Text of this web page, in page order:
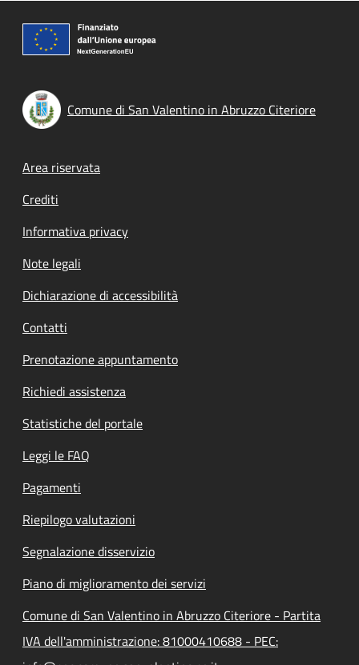
Comune di San Valentino in Abruzzo Citeriore
Footer menu
Area riservata
Crediti
Informativa privacy
Note legali
Dichiarazione di accessibilità
Contatti
Prenotazione appuntamento
Richiedi assistenza
Statistiche del portale
Leggi le FAQ
Pagamenti
Riepilogo valutazioni
Segnalazione disservizio
Piano di miglioramento dei servizi
Comune di San Valentino in Abruzzo Citeriore - Partita
IVA dell'amministrazione: 81000410688 - PEC: